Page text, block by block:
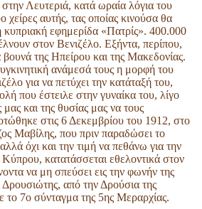
Λευτεριά, κατά ωραία λόγια του
αυτής, τας οποίας κινούσα θα
εφημερίδα «Πατρίς». 400.000
στον Βενιζέλο. Εξήντα, περίπου,
της Ηπείρου και της Μακεδονίας.
ανάμεσά τους η μορφή του
για να πετύχει την κατάταξή του,
που έστειλε στην γυναίκα του, λίγο
και της θυσίας μας να τους
στις 6 Δεκεμβρίου του 1912, στο
Μαβίλης, που πριν παραδώσει το
όχι και την τιμή να πεθάνω για την
κατατάσσεται εθελοντικά στον
να μη σπεύσει εις την φωνήν της
από την Δρούσια της
το 7ο σύνταγμα της 5ης Μεραρχίας.